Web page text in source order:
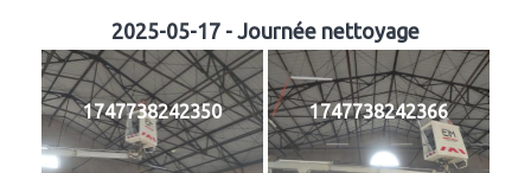
2025-05-17 - Journée nettoyage
1747738242350 1747738242366